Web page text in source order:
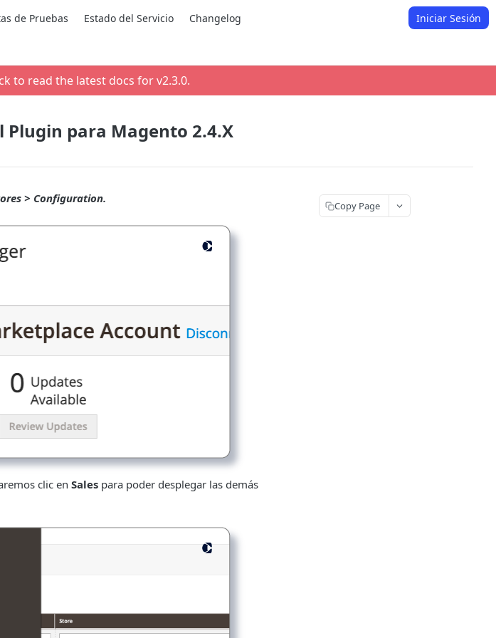
de Pruebas Estado del Servicio Changelog Iniciar Sesión
to read the latest docs for v2.3.0.
Plugin para Magento 2.4.X
> Configuration.
clic en Sales para poder desplegar las demás
Copy Page